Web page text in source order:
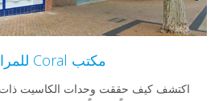
مكتب Coral للمراهنة
اكتشف كيف حققت وحدات الكاسيت ذات التدفق